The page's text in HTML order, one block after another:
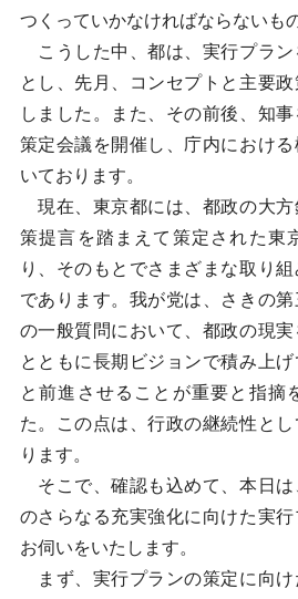
つくっていかなければならないも
こうした中、都は、実行プラン
とし、先月、コンセプトと主要
しました。また、その前後、知
策定会議を開催し、庁内におけ
いております。
現在、東京都には、都政の大方
策提言を踏まえて策定された東
り、そのもとでさまざまな取り
であります。我が党は、さきの
の一般質問において、都政の現
とともに長期ビジョンで積み上
と前進させることが重要と指摘
た。この点は、行政の継続性と
ります。
そこで、確認も込めて、本日は
のさらなる充実強化に向けた実
お伺いをいたします。
まず、実行プランの策定に向け